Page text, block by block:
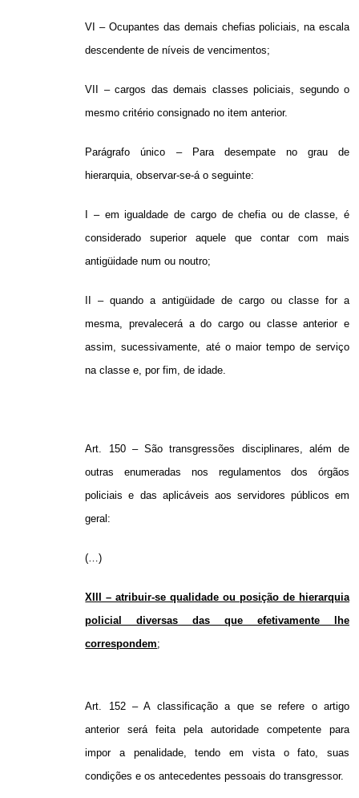
VI – Ocupantes das demais chefias policiais, na escala
descendente de níveis de vencimentos;
VII – cargos das demais classes policiais, segundo o
mesmo critério consignado no item anterior.
Parágrafo único – Para desempate no grau de
hierarquia, observar-se-á o seguinte:
I – em igualdade de cargo de chefia ou de classe, é
considerado superior aquele que contar com mais
antigüidade num ou noutro;
II – quando a antigüidade de cargo ou classe for a
mesma, prevalecerá a do cargo ou classe anterior e
assim, sucessivamente, até o maior tempo de serviço
na classe e, por fim, de idade.
Art. 150 – São transgressões disciplinares, além de
outras enumeradas nos regulamentos dos órgãos
policiais e das aplicáveis aos servidores públicos em
geral:
(…)
XIII – atribuir-se qualidade ou posição de hierarquia
policial diversas das que efetivamente lhe
correspondem;
Art. 152 – A classificação a que se refere o artigo
anterior será feita pela autoridade competente para
impor a penalidade, tendo em vista o fato, suas
condições e os antecedentes pessoais do transgressor.